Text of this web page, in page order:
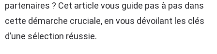
partenaires ? Cet article vous guide pas à pas dans
cette démarche cruciale, en vous dévoilant les clés
d’une sélection réussie.